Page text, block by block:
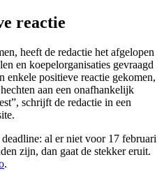
reactie
heeft de redactie het afgelopen
en koepelorganisaties gevraagd
enkele positieve reactie gekomen,
aan een onafhankelijk
schrijft de redactie in een
al er niet voor 17 februari
zijn, dan gaat de stekker eruit.
.